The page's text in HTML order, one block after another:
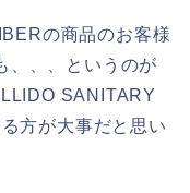
の商品のお客様
、、、というのが
SANITARY
方が大事だと思い